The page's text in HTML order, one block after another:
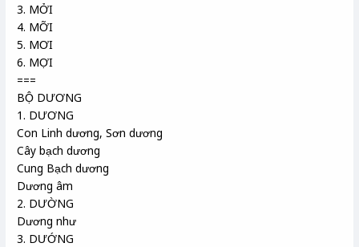
3. MỞI
4. MỠI
5. MƠI
6. MỢI
===
BỘ DƯƠNG
1. DƯƠNG
Con Linh dương, Sơn dương
Cây bạch dương
Cung Bạch dương
Dương âm
2. DƯỜNG
Dương như
3. DƯỚNG